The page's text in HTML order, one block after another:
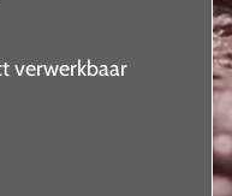
verwerkbaar